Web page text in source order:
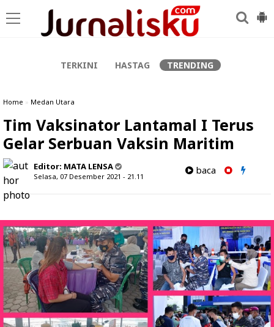
TERKINI HASTAG TRENDING
Home » Medan Utara
Tim Vaksinator Lantamal I Terus
Gelar Serbuan Vaksin Maritim
Editor: MATA LENSA
Selasa, 07 Desember 2021 - 21.11
baca